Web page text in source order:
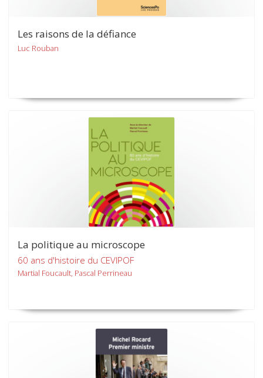
Les raisons de la défiance
Luc Rouban
La politique au microscope
60 ans d'histoire du CEVIPOF
Martial Foucault, Pascal Perrineau